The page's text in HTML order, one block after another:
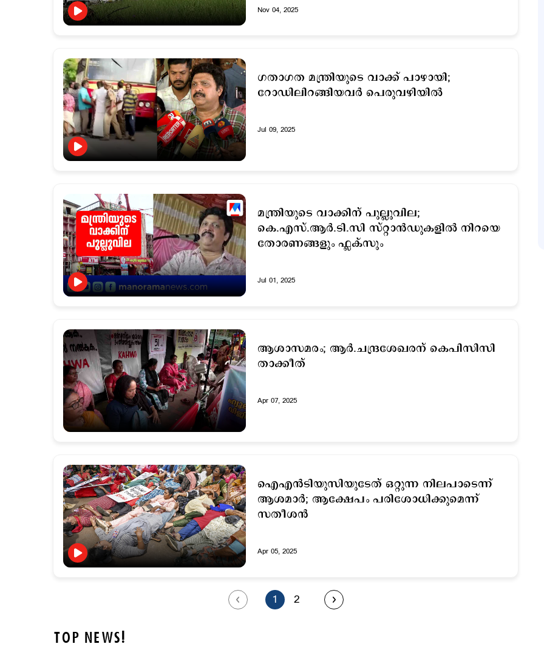
Nov 04, 2025
ഗതാഗത മന്ത്രിയുടെ വാക്ക് പാഴായി;
റോഡിലിറങ്ങിയവര്‍ പെരുവഴിയില്‍
Jul 09, 2025
മന്ത്രിയുടെ വാക്കിന് പുല്ലുവില; ​
കെ.എസ്.ആര്‍.ടി.സി സ്റ്റാന്‍ഡുകളില്‍ നിറയെ
തോരണങ്ങളും ഫ്ലക്സും
Jul 01, 2025
ആശാസമരം; ആർ.ചന്ദ്രശേഖരന് കെപിസിസി
താക്കീത്
Apr 07, 2025
ഐഎൻടിയുസിയുടേത് ഒറ്റുന്ന നിലപാടെന്ന്
ആശമാര്‍; ആക്ഷേപം പരിശോധിക്കുമെന്ന്
സതീശന്‍
Apr 05, 2025
1 2
TOP NEWS!